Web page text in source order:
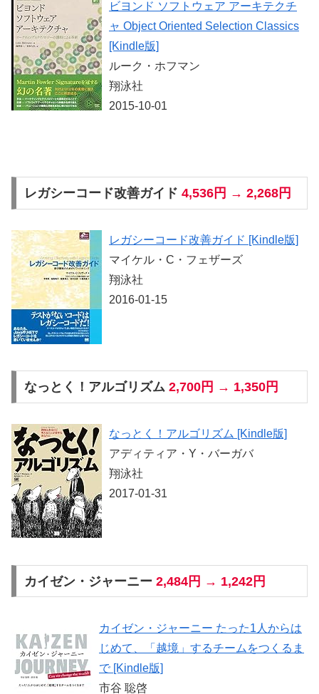
ビヨンド ソフトウェア アーキテクチ
ャ Object Oriented Selection Classics
[Kindle版]
ルーク・ホフマン
翔泳社
2015-10-01
レガシーコード改善ガイド 4,536円 → 2,268円
レガシーコード改善ガイド [Kindle版]
マイケル・C・フェザーズ
翔泳社
2016-01-15
なっとく！アルゴリズム 2,700円 → 1,350円
なっとく！アルゴリズム [Kindle版]
アディティア・Y・バーガバ
翔泳社
2017-01-31
カイゼン・ジャーニー 2,484円 → 1,242円
カイゼン・ジャーニー たった1人からは
じめて、「越境」するチームをつくるま
で [Kindle版]
市谷 聡啓